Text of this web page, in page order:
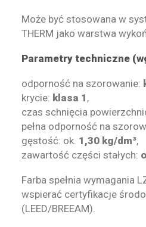
Może być stosowana w
THERM jako warstwa
Parametry techniczne
odporność na szorowanie:
krycie: klasa 1 ,
czas schnięcia
pełna odporność na
gęstość: ok. 1,30 kg/dm³,
zawartość części stałych:
Farba spełnia wymagania
wspierać certyfikacje
(LEED/BREEAM).